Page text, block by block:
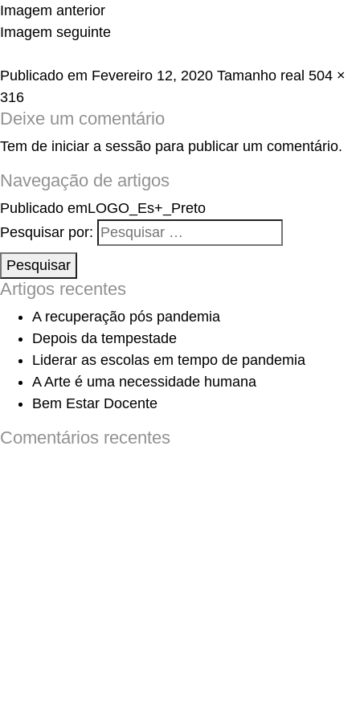
Imagem anterior
Imagem seguinte
Publicado em Fevereiro 12, 2020 Tamanho real 504 ×
316
Deixe um comentário
Tem de iniciar a sessão para publicar um comentário.
Navegação de artigos
Publicado emLOGO_Es+_Preto
Pesquisar por:
Pesquisar
Artigos recentes
A recuperação pós pandemia
Depois da tempestade
Liderar as escolas em tempo de pandemia
A Arte é uma necessidade humana
Bem Estar Docente
Comentários recentes